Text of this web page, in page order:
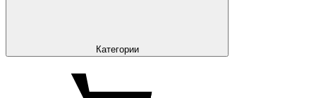
Категории